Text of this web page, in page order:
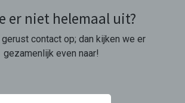
er niet helemaal uit?
gerust contact op; dan kijken we er
gezamenlijk even naar!